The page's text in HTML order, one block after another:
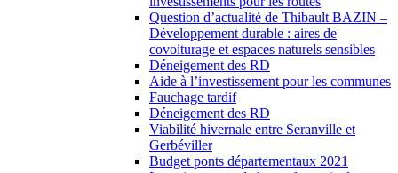
Question d’actualité de Thibault BAZIN –
Développement durable : aires de
covoiturage et espaces naturels sensibles
Déneigement des RD
Aide à l’investissement pour les communes
Fauchage tardif
Déneigement des RD
Viabilité hivernale entre Seranville et
Gerbéviller
Budget ponts départementaux 2021